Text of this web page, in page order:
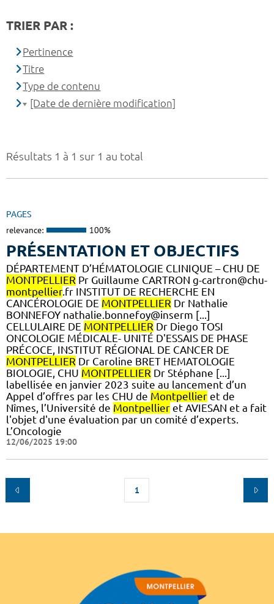
Résultats 1 à 1 sur 1 au total
PAGES
relevance: 100%
PRÉSENTATION ET OBJECTIFS
DÉPARTEMENT D’HÉMATOLOGIE CLINIQUE – CHU DE
MONTPELLIER Pr Guillaume CARTRON g-cartron@chu-
montpellier.fr INSTITUT DE RECHERCHE EN
CANCÉROLOGIE DE MONTPELLIER Dr Nathalie
BONNEFOY nathalie.bonnefoy@inserm [...]
CELLULAIRE DE MONTPELLIER Dr Diego TOSI
ONCOLOGIE MÉDICALE- UNITÉ D'ESSAIS DE PHASE
PRÉCOCE, INSTITUT RÉGIONAL DE CANCER DE
MONTPELLIER Dr Caroline BRET HEMATOLOGIE
BIOLOGIE, CHU MONTPELLIER Dr Stéphane [...]
labellisée en janvier 2023 suite au lancement d’un
Appel d’offres par les CHU de Montpellier et de
Nîmes, l’Université de Montpellier et AVIESAN et a fait
l'objet d'une évaluation par un comité d’experts.
L’Oncologie
12/06/2025 19:00
1
TRIER PAR :
Pertinence
Titre
Type de contenu
[Date de dernière modification]